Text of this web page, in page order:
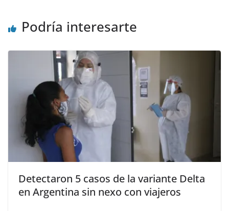
Podría interesarte
Detectaron 5 casos de la variante Delta
en Argentina sin nexo con viajeros